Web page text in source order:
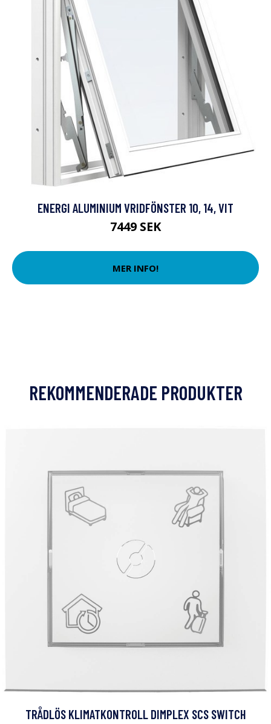
ENERGI ALUMINIUM VRIDFÖNSTER 10, 14, VIT
7449 SEK
MER INFO!
REKOMMENDERADE PRODUKTER
TRÅDLÖS KLIMATKONTROLL DIMPLEX SCS SWITCH